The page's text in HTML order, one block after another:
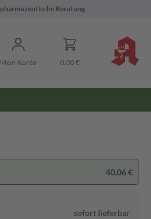
pharmazeutische Beratung
Mein Konto 0,00 €
40,06 €
sofort lieferbar